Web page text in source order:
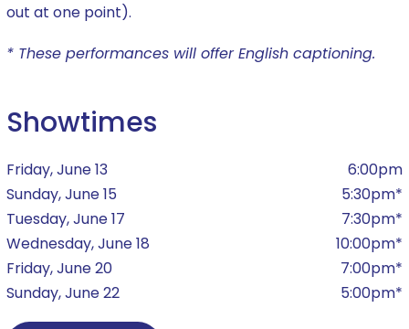
out at one point).
* These performances will offer English captioning.
Showtimes
Friday, June 13
6:00pm
Sunday, June 15
5:30pm*
Tuesday, June 17
7:30pm*
Wednesday, June 18
10:00pm*
Friday, June 20
7:00pm*
Sunday, June 22
5:00pm*